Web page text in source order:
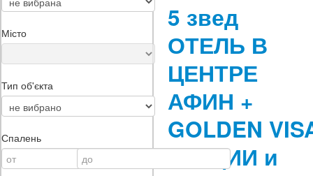
Місто
Тип об'єкта
Спалень
5 звед
ОТЕЛЬ В
ЦЕНТРЕ
АФИН +
GOLDEN
ГРЕЦИИ и